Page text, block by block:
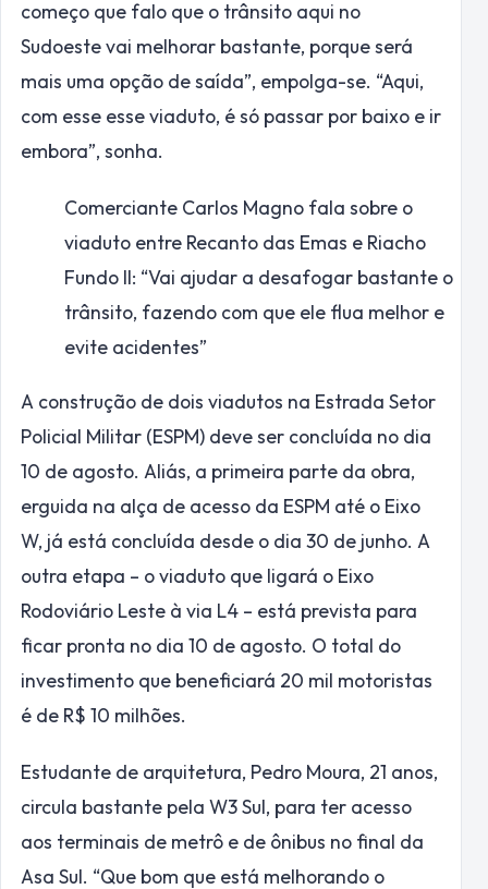
começo que falo que o trânsito aqui no
Sudoeste vai melhorar bastante, porque será
mais uma opção de saída”, empolga-se. “Aqui,
com esse esse viaduto, é só passar por baixo e ir
embora”, sonha.
Comerciante Carlos Magno fala sobre o
viaduto entre Recanto das Emas e Riacho
Fundo II: “Vai ajudar a desafogar bastante o
trânsito, fazendo com que ele flua melhor e
evite acidentes”
A construção de dois viadutos na Estrada Setor
Policial Militar (ESPM) deve ser concluída no dia
10 de agosto. Aliás, a primeira parte da obra,
erguida na alça de acesso da ESPM até o Eixo
W, já está concluída desde o dia 30 de junho. A
outra etapa – o viaduto que ligará o Eixo
Rodoviário Leste à via L4 – está prevista para
ficar pronta no dia 10 de agosto. O total do
investimento que beneficiará 20 mil motoristas
é de R$ 10 milhões.
Estudante de arquitetura, Pedro Moura, 21 anos,
circula bastante pela W3 Sul, para ter acesso
aos terminais de metrô e de ônibus no final da
Asa Sul. “Que bom que está melhorando o